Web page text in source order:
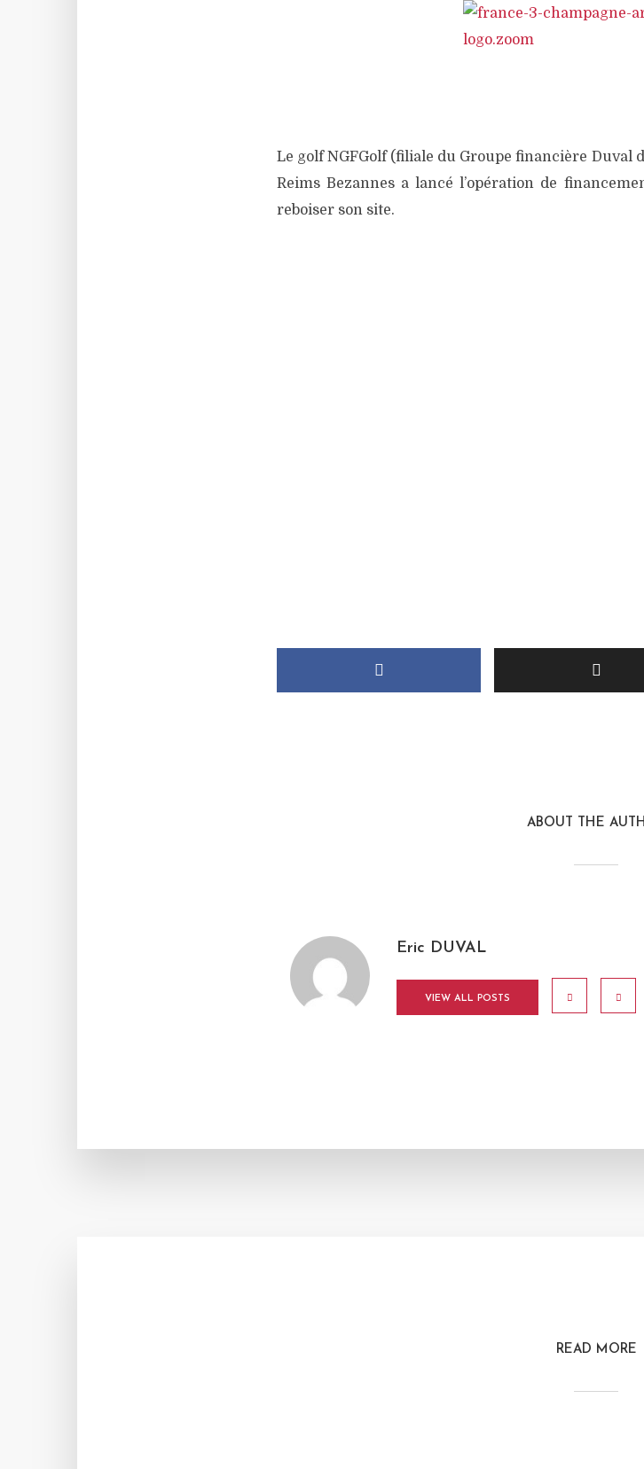
Le golf NGFGolf (filiale du Groupe financière Duval
Reims Bezannes a lancé l’opération de
reboiser son site.
ABOUT THE
Eric DUVAL
VIEW ALL POSTS
READ MORE